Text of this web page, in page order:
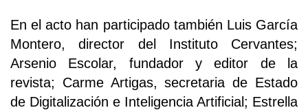
En el acto han participado también Luis García
Montero, director del Instituto Cervantes;
Arsenio Escolar, fundador y editor de la
revista; Carme Artigas, secretaria de Estado
de Digitalización e Inteligencia Artificial; Estrella